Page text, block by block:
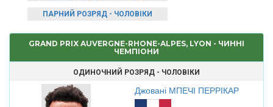
ПАРНИЙ РОЗРЯД - ЧОЛОВІКИ
GRAND PRIX AUVERGNE-RHONE-ALPES, LYON - ЧИННІ
ЧЕМПІОНИ
ОДИНОЧНИЙ РОЗРЯД - ЧОЛОВІКИ
Джовані МПЕЧІ ПЕРРІКАР